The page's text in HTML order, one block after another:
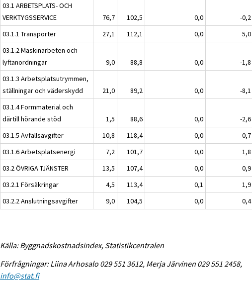
03.1 ARBETSPLATS- OCH
VERKTYGSSERVICE
76,7 102,5 0,0
-0,2
03.1.1 Transporter
27,1 112,1 0,0
5,0
03.1.2 Maskinarbeten och
lyftanordningar
9,0 88,8 0,0
-1,8
03.1.3 Arbetsplatsutrymmen,
ställningar och väderskydd
21,0 89,2 0,0
-8,1
03.1.4 Formmaterial och
därtill hörande stöd
1,5 88,6 0,0
-2,6
03.1.5 Avfallsavgifter
10,8 118,4 0,0
0,7
03.1.6 Arbetsplatsenergi
7,2 101,7 0,0
1,8
03.2 ÖVRIGA TJÄNSTER
13,5 107,4 0,0
0,9
03.2.1 Försäkringar
4,5 113,4 0,1
1,9
03.2.2 Anslutningsavgifter
9,0 104,5 0,0 0,4
Källa: Byggnadskostnadsindex, Statistikcentralen
Förfrågningar: Liina Arhosalo 029 551 3612, Merja Järvinen 029 551 2458,
info@stat.fi